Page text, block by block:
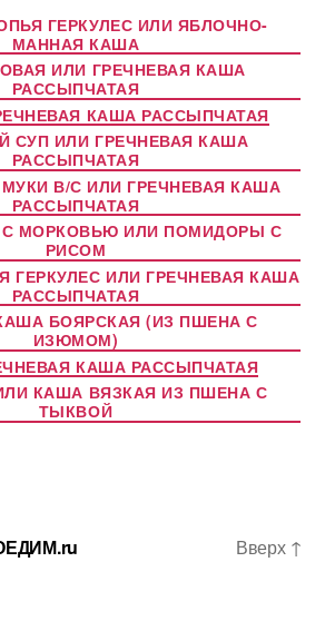
ГЕРКУЛЕС ИЛИ ЯБЛОЧНО-
МАННАЯ КАША
ИЛИ ГРЕЧНЕВАЯ КАША
РАССЫПЧАТАЯ
КАША РАССЫПЧАТАЯ
СУП ИЛИ ГРЕЧНЕВАЯ КАША
РАССЫПЧАТАЯ
В/С ИЛИ ГРЕЧНЕВАЯ КАША
РАССЫПЧАТАЯ
МОРКОВЬЮ ИЛИ ПОМИДОРЫ С
РИСОМ
ГЕРКУЛЕС ИЛИ ГРЕЧНЕВАЯ КАША
РАССЫПЧАТАЯ
БОЯРСКАЯ (ИЗ ПШЕНА С
ИЗЮМОМ)
КАША РАССЫПЧАТАЯ
КАША ВЯЗКАЯ ИЗ ПШЕНА С
ТЫКВОЙ
Вверх ↑